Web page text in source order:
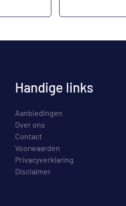
Handige links
Aanbiedingen
Over ons
Contact
Voorwaarden
Privacyverklaring
Disclaimer